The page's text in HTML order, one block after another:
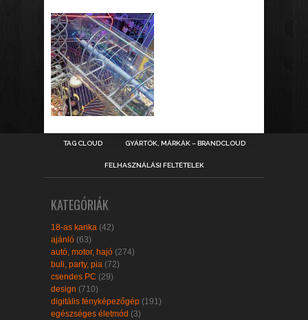
TAG CLOUD GYÁRTÓK, MÁRKÁK – BRANDCLOUD
FELHASZNÁLÁSI FELTÉTELEK
KATEGÓRIÁK
18-as karika (42)
ajánló (63)
autó, motor, hajó (274)
buli, party, pia (72)
csendes PC (29)
design (710)
digitális fényképezőgép (191)
egészséges életmód (3)